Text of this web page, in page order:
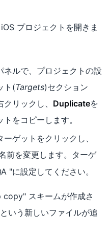
プロジェクトを開きま
ネルで、プロジェクトの設
ト(Targets)セクション
リックし、 Duplicateを
をコピーします。
ゲットをクリックし、
前を変更します。ターゲ
"に設定してください。
スキームが作成さ
という新しいファイルが追